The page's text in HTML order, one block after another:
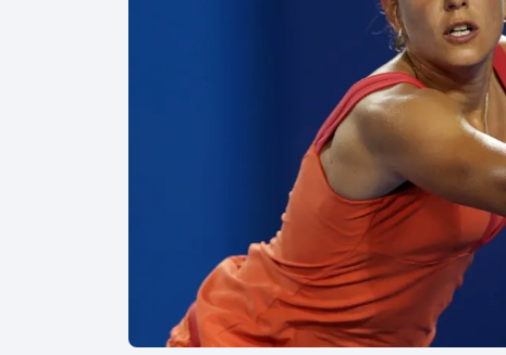
Curling
Dostihy
Florbal
Golf
Gymnastika